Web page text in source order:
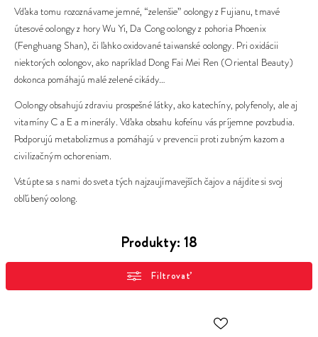
Vďaka tomu rozoznávame jemné, “zelenšie” oolongy z Fujianu, tmavé
útesové oolongy z hory Wu Yi, Da Cong oolongy z pohoria Phoenix
(Fenghuang Shan), či ľahko oxidované taiwanské oolongy. Pri oxidácii
niektorých oolongov, ako napríklad Dong Fai Mei Ren (Oriental Beauty)
dokonca pomáhajú malé zelené cikády…
Oolongy obsahujú zdraviu prospešné látky, ako katechíny, polyfenoly, ale aj
vitamíny C a E a minerály. Vďaka obsahu kofeínu vás príjemne povzbudia.
Podporujú metabolizmus a pomáhajú v prevencii proti zubným kazom a
civilizačným ochoreniam.
Vstúpte sa s nami do sveta tých najzaujímavejších čajov a nájdite si svoj
obľúbený oolong.
Produkty:18
Filtrovať
ODOBER